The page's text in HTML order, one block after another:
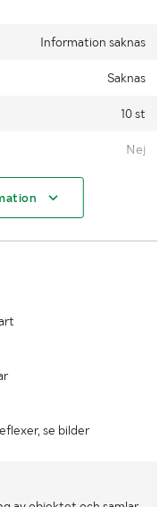
Information saknas
Saknas
10 st
Nej
se bilder